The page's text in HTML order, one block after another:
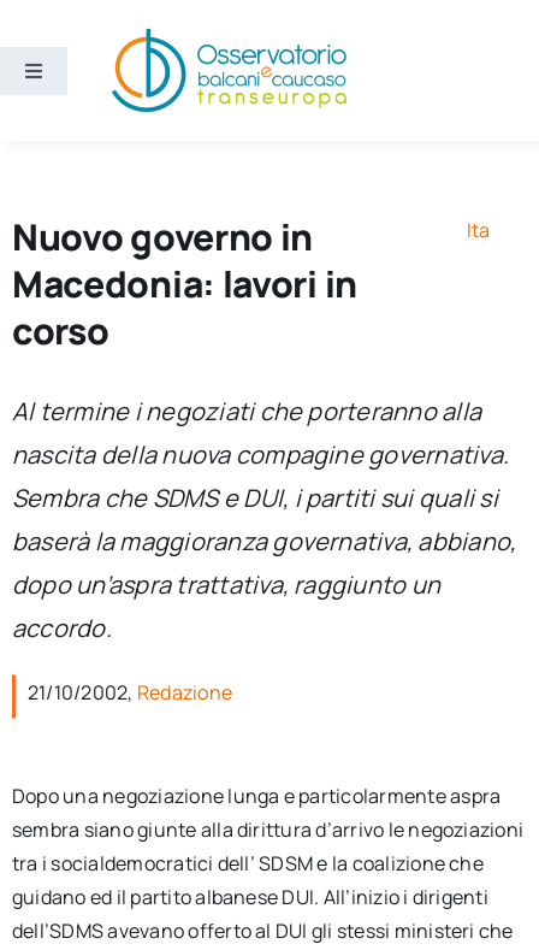
contenuto
Toggle
Ricerca e divulgazione
Chi siamo
per:
Newsletter
Ita
Nuovo governo in
Macedonia: lavori in
corso
Ita
Al termine i negoziati che porteranno alla
nascita della nuova compagine governativa.
Sembra che SDMS e DUI, i partiti sui quali si
baserà la maggioranza governativa, abbiano,
dopo un’aspra trattativa, raggiunto un
accordo.
21/10/2002, Redazione
Dopo una negoziazione lunga e particolarmente aspra
sembra siano giunte alla dirittura d’arrivo le negoziazioni
tra i socialdemocratici dell’ SDSM e la coalizione che
guidano ed il partito albanese DUI. All’inizio i dirigenti
dell’SDMS avevano offerto al DUI gli stessi ministeri che